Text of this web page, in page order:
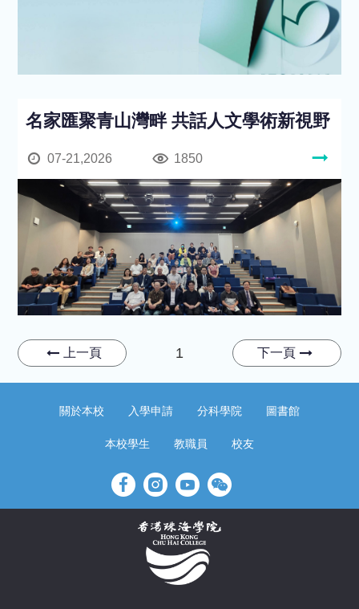
名家匯聚青山灣畔 共話人文學術新視野
07-21,2026 1850
上一頁 1 下一頁
關於本校 入學申請 分科學院 圖書館
本校學生 教職員 校友